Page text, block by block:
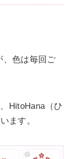
、色は毎回ご
HitoHana（ひ
ます。